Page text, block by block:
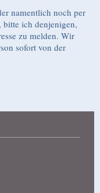
namentlich noch per
ich denjenigen,
zu melden. Wir
sofort von der